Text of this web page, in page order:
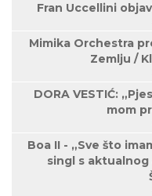
Fran Uccellini
Mimika Orchestra
Zemlju /
DORA VESTIĆ:
mom
Boa II - „Sve što
singl s